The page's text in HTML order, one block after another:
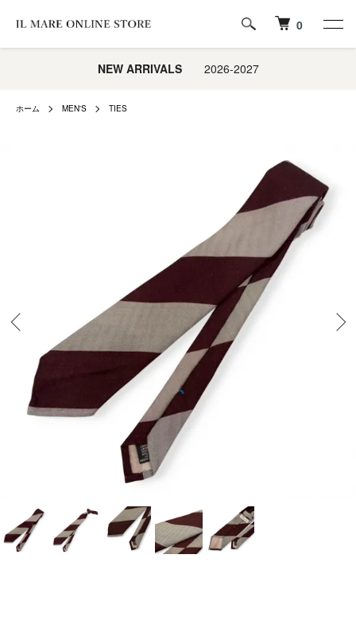
0
NEW ARRIVALS2026-2027
ホーム MEN'S TIES